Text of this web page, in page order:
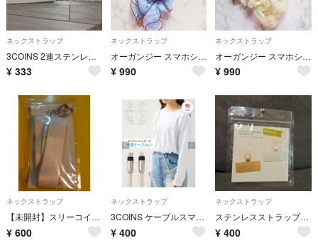
ネックストラップ
3COINS 2連ステンレスストラップホルダー ゴールドのみ ステンレス ストラップホルダー 2個セット 3coins
¥ 333
ネックストラップ
オーガンジー スマホショルダー ライトブルーレッド スリーコインズ
¥ 990
ネックストラップ
オーガンジー スマホショルダー イエロー パープル スリーコインズ
¥ 990
ネックストラップ
【未開封】スリーコインズ マルチショルダーストラップ 白
¥ 600
ネックストラップ
3COINS ケーブルスマホショルダーCtoL
¥ 400
ネックストラップ
ステンレスストラップホルダー
¥ 400